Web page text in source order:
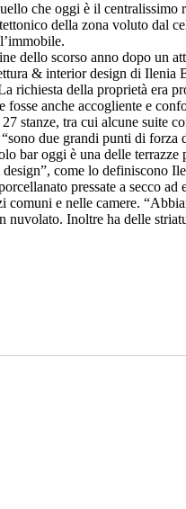
che oggi è il
della zona voluto dal
dello scorso anno dopo un
& interior design di Ilenia
richiesta della proprietà era
fosse anche accogliente e
stanze, tra cui alcune suite
due grandi punti di
bar oggi è una delle
come lo definiscono
pressate a secco
comuni e nelle camere.
nuvolato. Inoltre ha delle